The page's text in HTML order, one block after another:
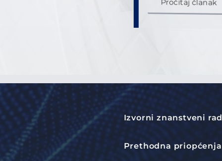
Pročitaj članak
Izvorni znanstveni
Prethodna priopćenja